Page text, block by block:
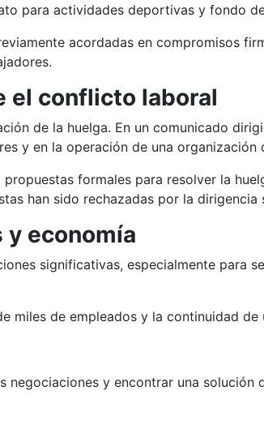
para actividades deportivas y fondo
acordadas en compromisos
el conflicto laboral
de la huelga. En un comunicado
y en la operación de una
formales para resolver la
han sido rechazadas por la
y economía
significativas, especialmente para
miles de empleados y la continuidad
y encontrar una